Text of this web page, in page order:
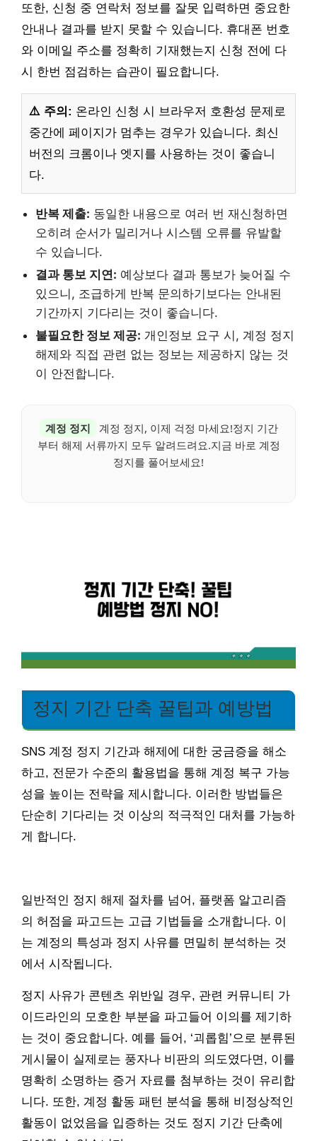
또한, 신청 중 연락처 정보를 잘못 입력하면 중요한
안내나 결과를 받지 못할 수 있습니다. 휴대폰 번호
와 이메일 주소를 정확히 기재했는지 신청 전에 다
시 한번 점검하는 습관이 필요합니다.
⚠️ 주의: 온라인 신청 시 브라우저 호환성 문제로
중간에 페이지가 멈추는 경우가 있습니다. 최신
버전의 크롬이나 엣지를 사용하는 것이 좋습니
다.
반복 제출: 동일한 내용으로 여러 번 재신청하면
오히려 순서가 밀리거나 시스템 오류를 유발할
수 있습니다.
결과 통보 지연: 예상보다 결과 통보가 늦어질 수
있으니, 조급하게 반복 문의하기보다는 안내된
기간까지 기다리는 것이 좋습니다.
불필요한 정보 제공: 개인정보 요구 시, 계정 정지
해제와 직접 관련 없는 정보는 제공하지 않는 것
이 안전합니다.
계정 정지
계정 정지, 이제 걱정 마세요!정지 기간
부터 해제 서류까지 모두 알려드려요.지금 바로 계정
정지를 풀어보세요!
정지 기간 단축 꿀팁과 예방법
SNS 계정 정지 기간과 해제에 대한 궁금증을 해소
하고, 전문가 수준의 활용법을 통해 계정 복구 가능
성을 높이는 전략을 제시합니다. 이러한 방법들은
단순히 기다리는 것 이상의 적극적인 대처를 가능하
게 합니다.
일반적인 정지 해제 절차를 넘어, 플랫폼 알고리즘
의 허점을 파고드는 고급 기법들을 소개합니다. 이
는 계정의 특성과 정지 사유를 면밀히 분석하는 것
에서 시작됩니다.
정지 사유가 콘텐츠 위반일 경우, 관련 커뮤니티 가
이드라인의 모호한 부분을 파고들어 이의를 제기하
는 것이 중요합니다. 예를 들어, ‘괴롭힘’으로 분류된
게시물이 실제로는 풍자나 비판의 의도였다면, 이를
명확히 소명하는 증거 자료를 첨부하는 것이 유리합
니다. 또한, 계정 활동 패턴 분석을 통해 비정상적인
활동이 없었음을 입증하는 것도 정지 기간 단축에